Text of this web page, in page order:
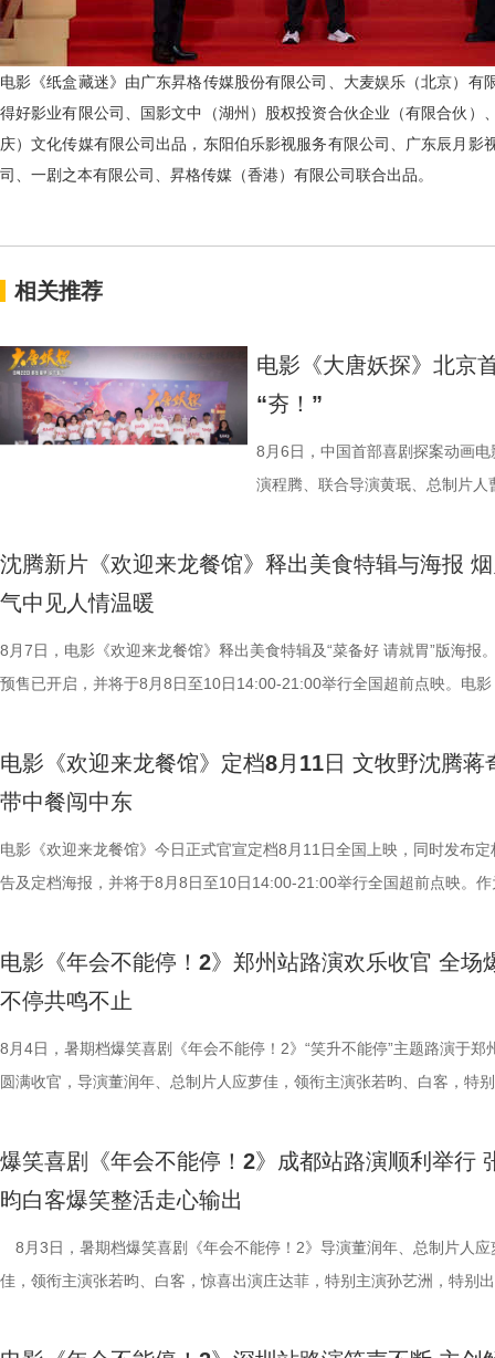
电影《纸盒藏迷》由广东昇格传媒股份有限公司、大麦娱乐（北京）有
得好影业有限公司、国影文中（湖州）股权投资合伙企业（有限合伙）
庆）文化传媒有限公司出品，东阳伯乐影视服务有限公司、广东辰月影
司、一剧之本有限公司、昇格传媒（香港）有限公司联合出品。
相关推荐
电影《大唐妖探》北京
“夯！”
8月6日，中国首部喜剧探案动画
演程腾、联合导演黄珉、总制片
建、蔡海婷、范哲琛等主创悉数
开启了一段笑闹互怼的刺激探案
欢乐热血的冒险故事，以及“喜剧
前点映火热进行中，预售现已
cos狄少、阿萨现身活动，邀请主
也围绕影片展开了真诚分享。
现一个探案故事，让它适合全年
靠机关运行的，希望让大家觉
出演雷淞然、张呈也在现场畅聊
会更贴近一些，都比较内敛；张
动画百花齐放，让观众看到更多元
打”导演的趣事，笑称导演“想要的
合家庭观众看的一部电影——孩子
沈腾新片《欢迎来龙餐馆》释出美食特辑与海报
气中见人情温暖
8月7日，电影《欢迎来龙餐馆》释出美食特辑及“菜备好 请就胃”版海报
预售已开启，并将于8月8日至10日14:00-21:00举行全国超前点映。电影
远赴中东谋生，在当地与餐馆经理马俊生（蒋奇明 饰）相识，并共同打
人被迫卷入动荡之中，在生存与抉择间面对命运考验。美食特辑以徐福
生、赛夫（奥马尔·谢里夫 饰）在龙餐馆的日常为线索，通过中华美食将
人物之间的情感呈现给观众。“菜备好 请就胃”版海报则定格“一家三口”在
馆》由文牧野执导，宁浩监制，文牧野、郎群力、钟伟编剧，沈腾领衔
映。 匠心烹制银幕美食奇观 龙餐馆“核心团队”首聚展现热闹氛
此次发布的美食特辑以徐福、马俊生和龙餐馆的孩子们，通过
话和观众们隔空打招呼开头，迅速将观众带入烟火气十足的龙餐馆。炉
员逐一亮相，金牌主厨徐福掌勺稳健，技艺了得，在花絮里，沈腾上手
忙，与徐福的初次碰面便“独自扛下所有”；餐馆学徒赛夫起初与师父徐福
付，但在相处中逐渐形成默契，马俊生如同徐福与赛夫的“润滑剂”，让两
够磨合成功。而徐福与龙餐馆里其他孩子们的互动也让龙餐馆里氛围更
味，也折射出每个角色不同的性格底色与处世方式。 美食特辑
电影《欢迎来龙餐馆》定档8月11日 文牧野沈腾蒋
带中餐闯中东
电影《欢迎来龙餐馆》今日正式官宣定档8月11日全国上映，同时发布定
告及定档海报，并将于8月8日至10日14:00-21:00举行全国超前点映。作
当地结识餐馆经理马俊生（蒋奇明 饰），两人携手经营龙餐馆。然而战
馆从生意渐入正轨到突遭战争打断的转变过程，影片在热闹营业与战火
间形成鲜明反差。定档海报中，徐福立于满是弹孔的红墙之前专注掌勺
佳肴满桌，与身后未散的硝烟痕迹形成鲜明对照。定档预告与海报将战
“硬菜”充满期待。《欢迎来龙餐馆》由IMAX特制拍摄，在IMAX银幕上，
的战争场面与美食烹制的烟火细节。电影《欢迎来龙餐馆》由文牧野执
浩监制，文牧野、郎群力、钟伟编剧，沈腾领衔主演，蒋奇明、奥马尔·
夫主演，李治廷特别出演，谢里夫·萨比、艾哈迈德·萨利姆、法鲁克·穆
情出演。 海报.jpg 沈腾勇闯中东做地道中餐 携手蒋奇明演绎战火下的小
电影《年会不能停！2》郑州站路演欢乐收官 全场
不停共鸣不止
8月4日，暑期档爆笑喜剧《年会不能停！2》“笑升不能停”主题路演于郑
圆满收官，导演董润年、总制片人应萝佳，领衔主演张若昀、白客，特
情洋溢。影片讲述了“缺心眼”刘奔与“没脾气”马杰包子铺“癫疯”相遇、喜
导，应萝佳担任总制片人，张若昀、白客、高叶领衔主演，大鹏、庄达
出演，孙艺洲特别主演，田雨、王耀庆特别出演，李乃文、李晨、欧阳
情出演，童漠男、酷酷的滕、闫佩伦主演，钟汉良特邀出演。影片猫眼
演热情似火 欢笑声中圆满收官 郑州站路演映后交流全程氛围热烈，董润
爆笑喜剧《年会不能停！2》成都站路演顺利举行
昀白客爆笑整活走心输出
8月3日，暑期档爆笑喜剧《年会不能停！2》导演董润年、总制片人应
佳，领衔主演张若昀、白客，惊喜出演庄达菲，特别主演孙艺洲，特别
事。现场不同年龄、职业的观众走心分享观影感受，全程欢笑与掌声交